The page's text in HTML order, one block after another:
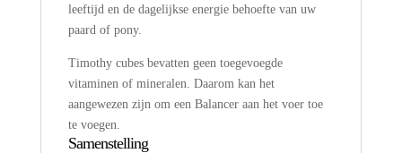
leeftijd en de dagelijkse energie behoefte van uw
paard of pony.
Timothy cubes bevatten geen toegevoegde
vitaminen of mineralen. Daarom kan het
aangewezen zijn om een Balancer aan het voer toe
te voegen.
Samenstelling